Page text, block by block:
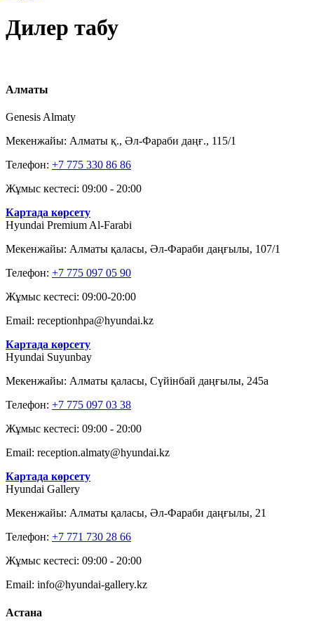
Дилер табу
Алматы
Genesis Almaty
Мекенжайы: Алматы қ., Әл-Фараби даңғ., 115/1
Телефон: +7 775 330 86 86
Жұмыс кестесі: 09:00 - 20:00
Картада көрсету
Hyundai Premium Al-Farabi
Мекенжайы: Алматы қаласы, Әл-Фараби даңғылы, 107/1
Телефон: +7 775 097 05 90
Жұмыс кестесі: 09:00-20:00
Email: receptionhpa@hyundai.kz
Картада көрсету
Hyundai Suyunbay
Мекенжайы: Алматы қаласы, Сүйінбай даңғылы, 245а
Телефон: +7 775 097 03 38
Жұмыс кестесі: 09:00 - 20:00
Email: reception.almaty@hyundai.kz
Картада көрсету
Hyundai Gallery
Мекенжайы: Алматы қаласы, Әл-Фараби даңғылы, 21
Телефон: +7 771 730 28 66
Жұмыс кестесі: 09:00 - 20:00
Email: info@hyundai-gallery.kz
Астана